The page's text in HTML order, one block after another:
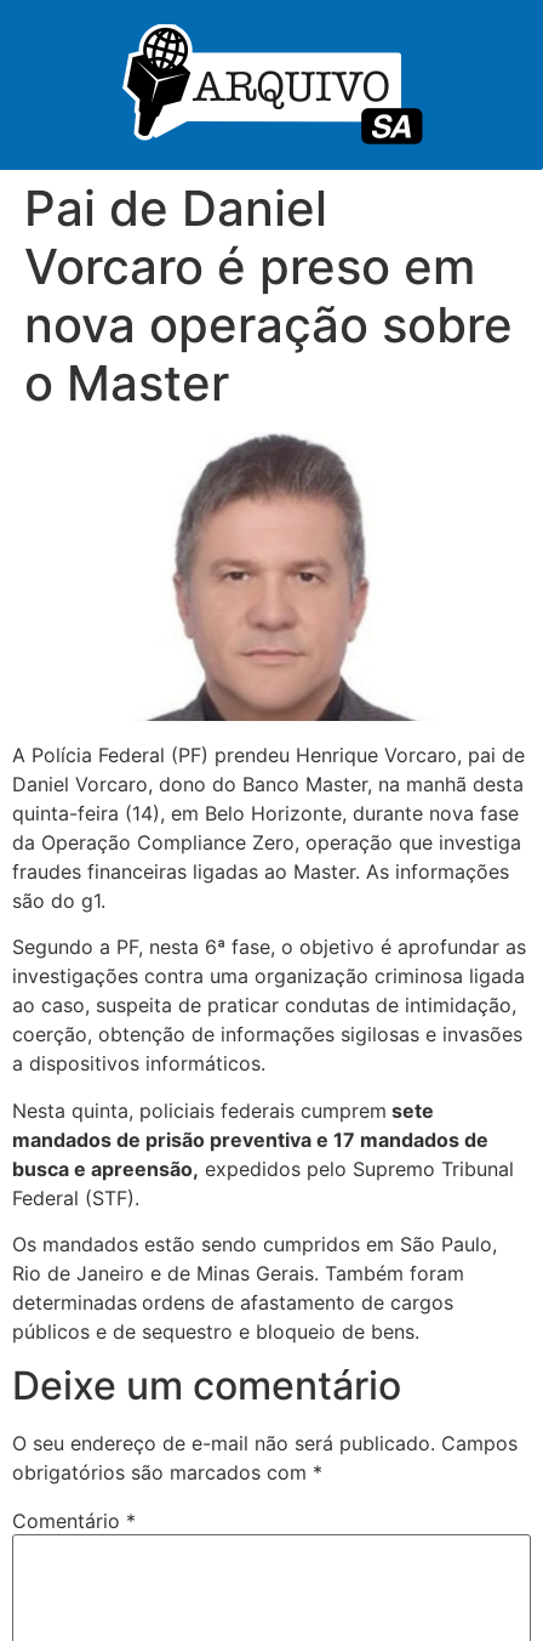
Pai de Daniel
Vorcaro é preso em
nova operação sobre
o Master
A Polícia Federal (PF) prendeu Henrique Vorcaro, pai de
Daniel Vorcaro, dono do Banco Master, na manhã desta
quinta-feira (14), em Belo Horizonte, durante nova fase
da Operação Compliance Zero, operação que investiga
fraudes financeiras ligadas ao Master. As informações
são do g1.
Segundo a PF, nesta 6ª fase, o objetivo é aprofundar as
investigações contra uma organização criminosa ligada
ao caso, suspeita de praticar condutas de intimidação,
coerção, obtenção de informações sigilosas e invasões
a dispositivos informáticos.
Nesta quinta, policiais federais cumprem sete
mandados de prisão preventiva e 17 mandados de
busca e apreensão, expedidos pelo Supremo Tribunal
Federal (STF).
Os mandados estão sendo cumpridos em São Paulo,
Rio de Janeiro e de Minas Gerais. Também foram
determinadas ordens de afastamento de cargos
públicos e de sequestro e bloqueio de bens.
Deixe um comentário
O seu endereço de e-mail não será publicado. Campos
obrigatórios são marcados com *
Comentário *